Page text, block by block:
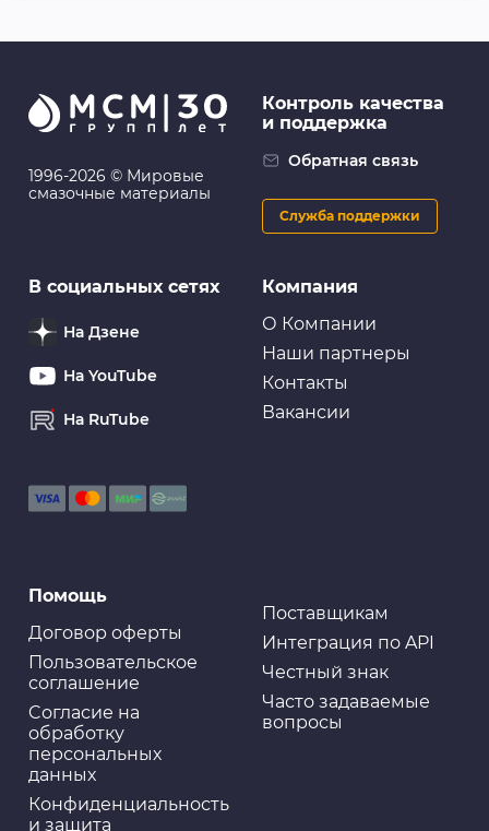
1996-2026 © Мировые
смазочные материалы
Компания
О Компании
Наши партнеры
Контакты
Вакансии
Помощь
Договор оферты
Пользовательское
соглашение
Cогласие на
обработку
персональных
данных
Конфиденциальность
и защита
Поставщикам
Интеграция по API
Честный знак
Часто задаваемые
вопросы
Контроль качества
и поддержка
Обратная связь
Служба поддержки
В социальных сетях
На Дзене
На YouTube
На RuTube